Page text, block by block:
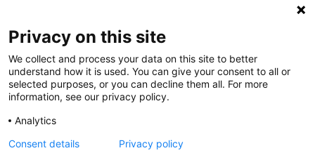
935 120 481
@CGTCatalunya
CGTCatalunya
Privacy on this site
We collect and process your data on this site to better
understand how it is used. You can give your consent to all or
selected purposes, or you can decline them all. For more
information, see our privacy policy.
Analytics
Consent details
Privacy policy